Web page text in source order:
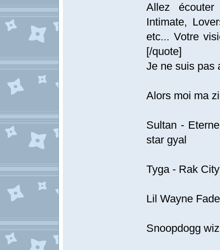
Allez
Intimate,
etc... Votre
[/quote]
Je ne suis pas
Alors moi ma
Sultan -
star gyal
Tyga - Rak
Lil Wayne
Snoopdogg